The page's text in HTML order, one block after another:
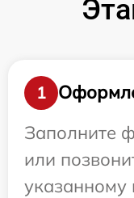
1
Заполните
или
указанному